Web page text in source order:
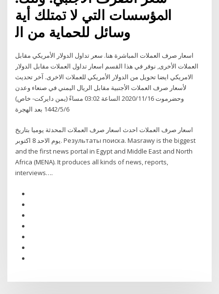
ﺍﳌﺆﺳﺴﺎﺕ ﺍﻟﺘﻲ ﻻ ﲤﺘﻠﻚ ﺃﻳﺔ
ﻭﺳﺎﺋﻞ ﻟﻠﺤﻤﺎﻳﺔ ﻣﻦ ﺍﻟ
اسعار صرف العملات المباشرة هنا. سعر تداول الدولار الأمريكي مقابل
العملات الأخرى, نوفر في هذا القسم اسعار تداول العملات مقابل الدولار
الامريكي ايضا تحويل من الدولار الأمريكي للعملات الاخرى. آخر تحديث
لأسعار صرف العملات الأجنبية مقابل الريال اليمني في صنعاء وعدن
وحضرموت 2020/11/16 الساعة 03:02 مساءً (يمن دايركت- خاص)
6‏‏/5‏‏/1442 بعد الهجرة
اسعار صرف العملات احدث اسعار صرف العملات المحدثة يوميا بتاريخ
يوم الاحد 8 اكتوبر. Результаты поиска. Masrawy is the biggest
and the first news portal in Egypt and Middle East and North
Africa (MENA). It produces all kinds of news, reports,
interviews….